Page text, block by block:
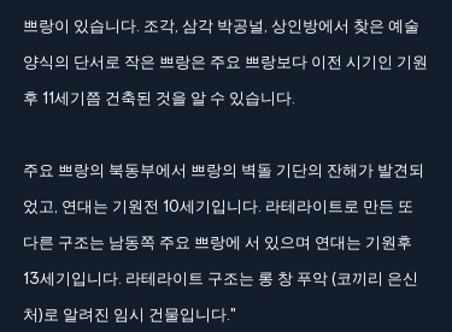
쁘랑이 있습니다. 조각, 삼각 박공널, 상인방에서 찾은 예술
양식의 단서로 작은 쁘랑은 주요 쁘랑보다 이전 시기인 기원
후 11세기쯤 건축된 것을 알 수 있습니다.
주요 쁘랑의 북동부에서 쁘랑의 벽돌 기단의 잔해가 발견되
었고, 연대는 기원전 10세기입니다. 라테라이트로 만든 또
다른 구조는 남동쪽 주요 쁘랑에 서 있으며 연대는 기원후
13세기입니다. 라테라이트 구조는 롱 창 푸악 (코끼리 은신
처)로 알려진 임시 건물입니다."